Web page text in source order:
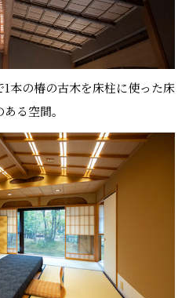
1本の椿の古木を床柱に使った床
る空間。